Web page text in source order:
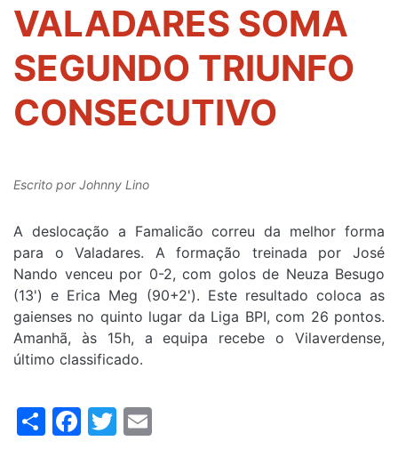
VALADARES SOMA
SEGUNDO TRIUNFO
CONSECUTIVO
Escrito porJohnny Lino
A deslocação a Famalicão correu da melhor forma
para o Valadares. A formação treinada por José
Nando venceu por 0-2, com golos de Neuza Besugo
(13') e Erica Meg (90+2'). Este resultado coloca as
gaienses no quinto lugar da Liga BPI, com 26 pontos.
Amanhã, às 15h, a equipa recebe o Vilaverdense,
último classificado.
ShareFacebook
Twitter